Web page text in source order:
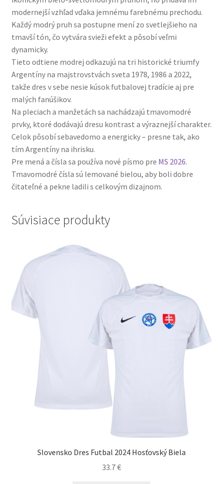
modernejší vzhľad vďaka jemnému farebnému prechodu.
Každý modrý pruh sa postupne mení zo svetlejšieho na
tmavší tón, čo vytvára svieži efekt a pôsobí veľmi
dynamicky.
Tieto odtiene modrej odkazujú na tri historické triumfy
Argentíny na majstrovstvách sveta 1978, 1986 a 2022,
takže dres v sebe nesie kúsok futbalovej tradície aj pre
malých fanúšikov.
Na pleciach a manžetách sa nachádzajú tmavomodré
prvky, ktoré dodávajú dresu kontrast a výraznejší charakter.
Celok pôsobí sebavedomo a energicky – presne tak, ako
tím Argentíny na ihrisku.
Pre mená a čísla sa používa nové písmo pre MS 2026.
Tmavomodré čísla sú lemované bielou, aby boli dobre
čitateľné a pekne ladili s celkovým dizajnom.
Súvisiace produkty
Slovensko Dres Futbal 2024 Hosťovský Biela
33.7€